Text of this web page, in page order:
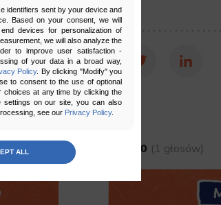
identifiers sent by your device and
Based on your consent, we will
devices for personalization of
we will also analyze the
to improve user satisfaction -
of your data in a broad way,
Policy. By clicking "Modify" you
to consent to the use of optional
choices at any time by clicking the
settings on our site, you can also
see our Privacy Policy.
ALL
Udostępnij:
Facebook Twitter LinkedIn
5.00 1 głosów